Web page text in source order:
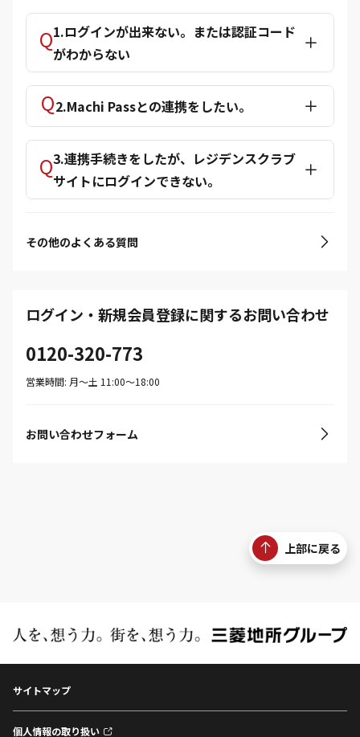
1.ログインが出来ない。または認証コード
がわからない
2.Machi Passとの連携をしたい。
3.連携手続きをしたが、レジデンスクラブ
サイトにログインできない。
その他のよくある質問
ログイン・新規会員登録に関するお問い合わせ
0120-320-773
営業時間: 月〜土 11:00〜18:00
お問い合わせフォーム
上部に戻る
サイトマップ
個人情報の取り扱い